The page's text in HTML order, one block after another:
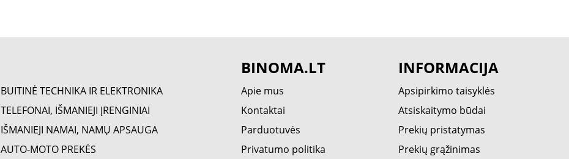
BUITINĖ TECHNIKA IR ELEKTRONIKA
TELEFONAI, IŠMANIEJI ĮRENGINIAI
IŠMANIEJI NAMAI, NAMŲ APSAUGA
AUTO-MOTO PREKĖS
BINOMA.LT
Apie mus
Kontaktai
Parduotuvės
Privatumo politika
INFORMACIJA
Apsipirkimo taisyklės
Atsiskaitymo būdai
Prekių pristatymas
Prekių grąžinimas